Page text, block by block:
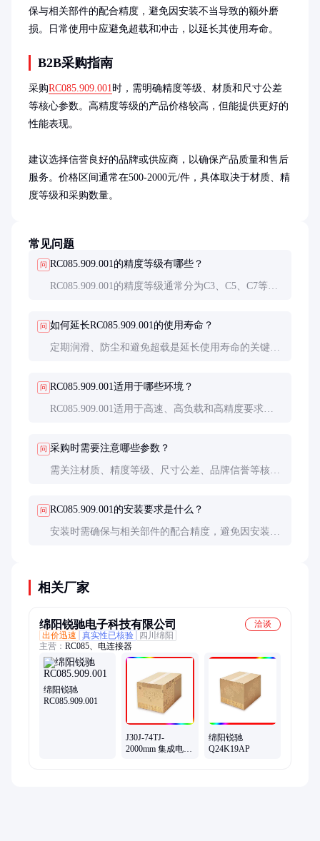
保与相关部件的配合精度，避免因安装不当导致的额外磨
损。日常使用中应避免超载和冲击，以延长其使用寿命。
B2B采购指南
采购RC085.909.001时，需明确精度等级、材质和尺寸公差
等核心参数。高精度等级的产品价格较高，但能提供更好的
性能表现。
建议选择信誉良好的品牌或供应商，以确保产品质量和售后
服务。价格区间通常在500-2000元/件，具体取决于材质、精
度等级和采购数量。
常见问题
问 RC085.909.001的精度等级有哪些？
RC085.909.001的精度等级通常分为C3、C5、C7等，
问 如何延长RC085.909.001的使用寿命？
定期润滑、防尘和避免超载是延长使用寿命的关键。
问 RC085.909.001适用于哪些环境？
RC085.909.001适用于高速、高负载和高精度要求的
问 采购时需要注意哪些参数？
需关注材质、精度等级、尺寸公差、品牌信誉等核心
问 RC085.909.001的安装要求是什么？
安装时需确保与相关部件的配合精度，避免因安装不
相关厂家
绵阳锐驰电子科技有限公司
洽谈
出价迅速
真实性已核验
四川绵阳
主营： RC085、电连接器
绵阳锐驰
RC085.909.001
J30J-74TJ-
2000mm 集成电路
绵阳锐驰
Q24K19AP